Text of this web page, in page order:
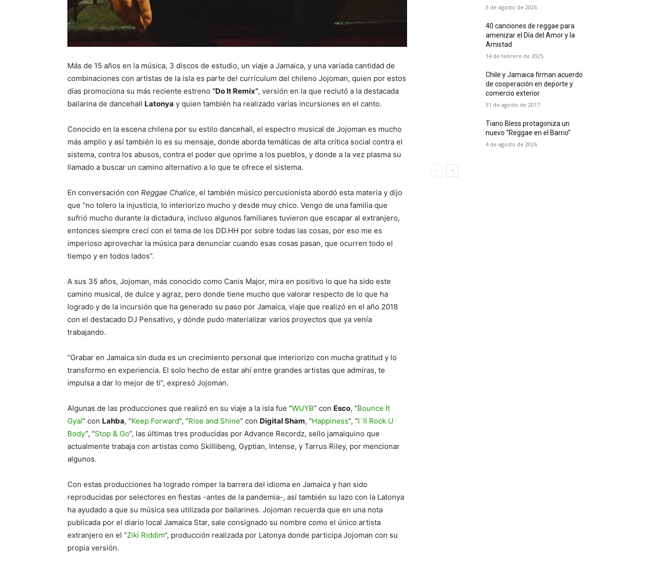
Más de 15 años en la música, 3 discos de estudio, un viaje a Jamaica, y una variada cantidad de
combinaciones con artistas de la isla es parte del currículum del chileno Jojoman, quien por estos
días promociona su más reciente estreno “Do It Remix”, versión en la que reclutó a la destacada
bailarina de dancehall Latonya y quien también ha realizado varias incursiones en el canto.
Conocido en la escena chilena por su estilo dancehall, el espectro musical de Jojoman es mucho
más amplio y así también lo es su mensaje, donde aborda temáticas de alta crítica social contra el
sistema, contra los abusos, contra el poder que oprime a los pueblos, y donde a la vez plasma su
llamado a buscar un camino alternativo a lo que te ofrece el sistema.
En conversación con Reggae Chalice, el también músico percusionista abordó esta materia y dijo
que “no tolero la injusticia, lo interiorizo mucho y desde muy chico. Vengo de una familia que
sufrió mucho durante la dictadura, incluso algunos familiares tuvieron que escapar al extranjero,
entonces siempre crecí con el tema de los DD.HH por sobre todas las cosas, por eso me es
imperioso aprovechar la música para denunciar cuando esas cosas pasan, que ocurren todo el
tiempo y en todos lados”.
A sus 35 años, Jojoman, más conocido como Canis Major, mira en positivo lo que ha sido este
camino musical, de dulce y agraz, pero donde tiene mucho que valorar respecto de lo que ha
logrado y de la incursión que ha generado su paso por Jamaica, viaje que realizó en el año 2018
con el destacado DJ Pensativo, y dónde pudo materializar varios proyectos que ya venía
trabajando.
“Grabar en Jamaica sin duda es un crecimiento personal que interiorizo con mucha gratitud y lo
transformo en experiencia. El solo hecho de estar ahí entre grandes artistas que admiras, te
impulsa a dar lo mejor de ti”, expresó Jojoman.
Algunas de las producciones que realizó en su viaje a la isla fue “WUYB” con Esco, “Bounce It
Gyal” con Lahba, “Keep Forward”, “Rise and Shine” con Digital Sham, “Happiness”, “I´ll Rock U
Body”, “Stop & Go”, las últimas tres producidas por Advance Recordz, sello jamaiquino que
actualmente trabaja con artistas como Skillibeng, Gyptian, Intense, y Tarrus Riley, por mencionar
algunos.
Con estas producciones ha logrado romper la barrera del idioma en Jamaica y han sido
reproducidas por selectores en fiestas -antes de la pandemia-, así también su lazo con la Latonya
ha ayudado a que su música sea utilizada por bailarines. Jojoman recuerda que en una nota
publicada por el diario local Jamaica Star, sale consignado su nombre como el único artista
extranjero en el “Ziki Riddim“, producción realizada por Latonya donde participa Jojoman con su
propia versión.
3 de agosto de 2026
40 canciones de reggae para
amenizar el Día del Amor y la
Amistad
14 de febrero de 2025
Chile y Jamaica firman acuerdo
de cooperación en deporte y
comercio exterior
31 de agosto de 2017
Tiano Bless protagoniza un
nuevo “Reggae en el Barrio”
4 de agosto de 2026